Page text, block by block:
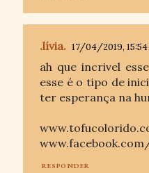
.lívia. 17/04/2019, 15:54
ah que incrivel
esse é o tipo de
ter esperança na
RESPONDER